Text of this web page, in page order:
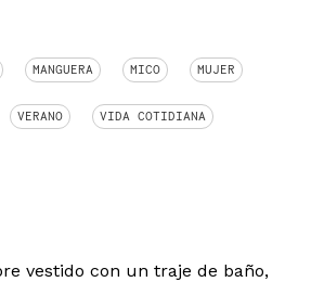
MANGUERA MICO MUJER
VERANO VIDA COTIDIANA
vestido con un traje de baño,